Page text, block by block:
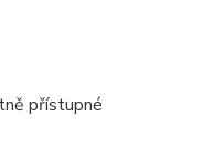
přístupné